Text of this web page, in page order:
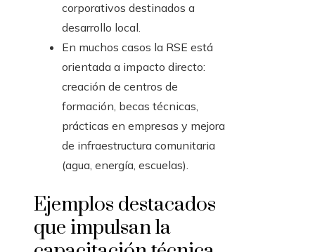
corporativos destinados a
desarrollo local.
En muchos casos la RSE está
orientada a impacto directo:
creación de centros de
formación, becas técnicas,
prácticas en empresas y mejora
de infraestructura comunitaria
(agua, energía, escuelas).
Ejemplos destacados
que impulsan la